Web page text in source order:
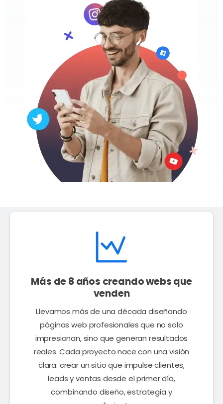
Más de 8 años creando webs que
venden
Llevamos más de una década diseñando
páginas web profesionales que no solo
impresionan, sino que generan resultados
reales. Cada proyecto nace con una visión
clara: crear un sitio que impulse clientes,
leads y ventas desde el primer día,
combinando diseño, estrategia y